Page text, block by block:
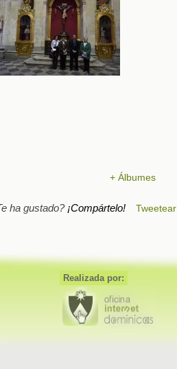
+ Álbumes
ha gustado? ¡Compártelo! Tweetear
Realizada por: